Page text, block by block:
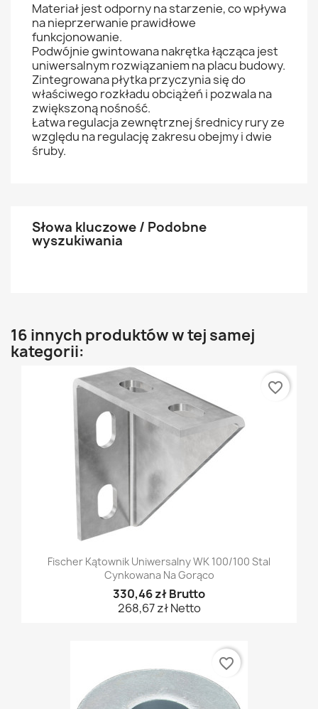
Materiał jest odporny na starzenie, co wpływa
na nieprzerwanie prawidłowe
funkcjonowanie.
Podwójnie gwintowana nakrętka łącząca jest
uniwersalnym rozwiązaniem na placu budowy.
Zintegrowana płytka przyczynia się do
właściwego rozkładu obciążeń i pozwala na
zwiększoną nośność.
Łatwa regulacja zewnętrznej średnicy rury ze
względu na regulację zakresu obejmy i dwie
śruby.
Słowa kluczowe / Podobne
wyszukiwania
16 innych produktów w tej samej
kategorii:
Fischer Kątownik Uniwersalny WK 100/100 Stal
Cynkowana Na Gorąco
330,46 zł Brutto
268,67 zł Netto
favorite_border
favorite_border